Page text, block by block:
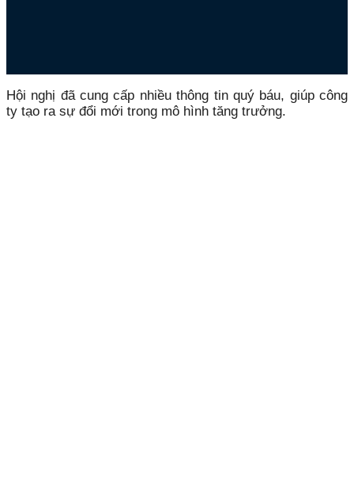
Hội nghị đã cung cấp nhiều thông tin quý báu, giúp công
ty tạo ra sự đổi mới trong mô hình tăng trưởng.